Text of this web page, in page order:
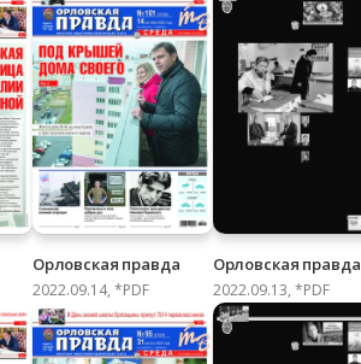
Орловская правда
2022.09.14, *PDF
Орловская правда
2022.09.13, *PDF